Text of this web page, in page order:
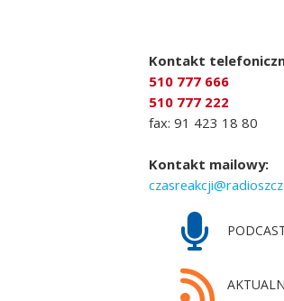
Kontakt
510 777 666
510 777 222
fax: 91 423 18 80
Kontakt mailowy: